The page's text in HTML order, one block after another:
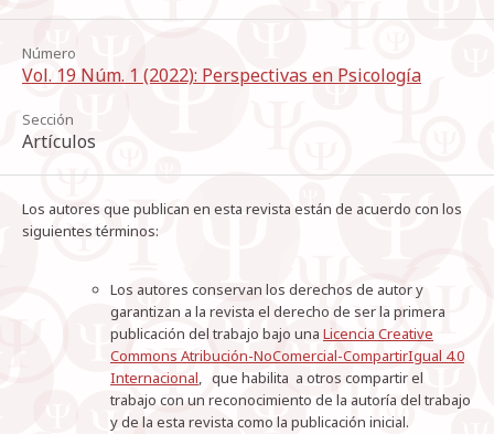
Número
Vol. 19 Núm. 1 (2022): Perspectivas en Psicología
Sección
Artículos
Los autores que publican en esta revista están de acuerdo con los
siguientes términos:
Los autores conservan los derechos de autor y
garantizan a la revista el derecho de ser la primera
publicación del trabajo bajo una Licencia Creative
Commons Atribución-NoComercial-CompartirIgual 4.0
Internacional, que habilita a otros compartir el
trabajo con un reconocimiento de la autoría del trabajo
y de la esta revista como la publicación inicial.